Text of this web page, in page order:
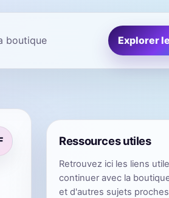
boutique Explorer
Ressources utiles
Retrouvez ici les liens
continuer avec la
et d'autres sujets